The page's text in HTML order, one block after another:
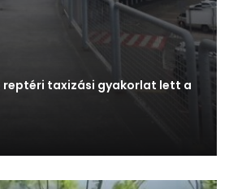
reptéri taxizási gyakorlat lett a